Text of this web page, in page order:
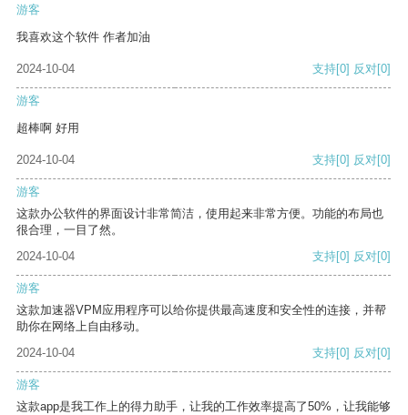
游客
我喜欢这个软件 作者加油
2024-10-04 支持[0] 反对[0]
游客
超棒啊 好用
2024-10-04 支持[0] 反对[0]
游客
这款办公软件的界面设计非常简洁，使用起来非常方便。功能的布局也
很合理，一目了然。
2024-10-04
支持[0] 反对[0]
游客
这款加速器VPM应用程序可以给你提供最高速度和安全性的连接，并帮
助你在网络上自由移动。
2024-10-04
支持[0] 反对[0]
游客
这款app是我工作上的得力助手，让我的工作效率提高了50%，让我能够